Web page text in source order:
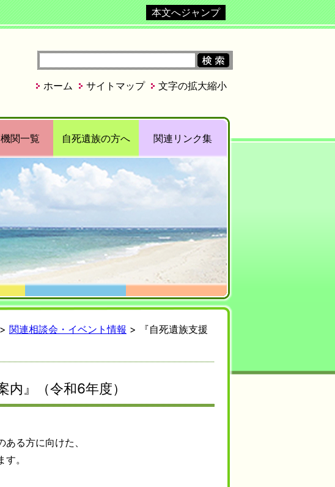
本文へジャンプ
関一覧 自死遺族の方へ 関連リンク集
文字の拡大縮小
サイトマップ
ホーム
> 関連相談会・イベント情報 > 『自死遺族支援
内』（令和6年度）
る方に向けた、
。